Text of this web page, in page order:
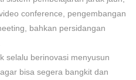
conference, pengembangan
bahkan persidangan
selalu berinovasi menyusun
bisa segera bangkit dan